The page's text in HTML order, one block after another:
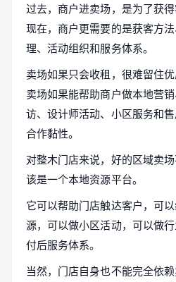
过去，商户进卖场，是为了获得
现在，商户更需要的是获客方
理、活动组织和服务体系。
卖场如果只会收租，很难留住优
卖场如果能帮助商户做本地营
访、设计师活动、小区服务和
合作黏性。
对整木门店来说，好的区域卖
该是一个本地资源平台。
它可以帮助门店触达客户，可
源，可以做小区活动，可以做
付后服务体系。
当然，门店自身也不能完全依